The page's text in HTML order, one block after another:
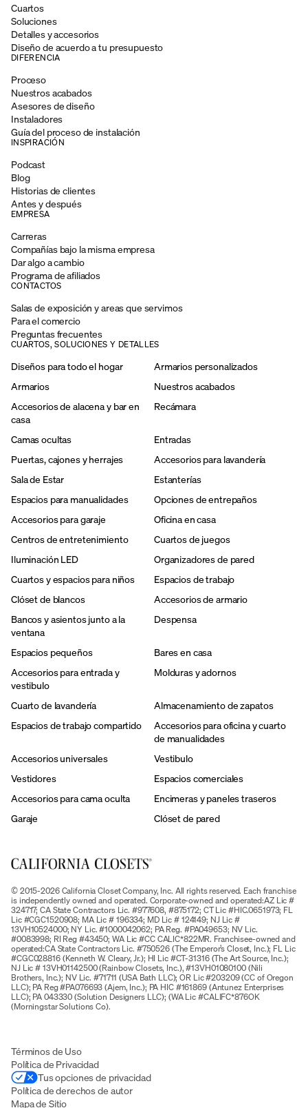
Cuartos
Soluciones
Detalles y accesorios
Diseño de acuerdo a tu presupuesto
DIFERENCIA
Proceso
Nuestros acabados
Asesores de diseño
Instaladores
Guía del proceso de instalación
INSPIRACIÓN
Podcast
Blog
Historias de clientes
Antes y después
EMPRESA
Carreras
Compañías bajo la misma empresa
Dar algo a cambio
Programa de afiliados
CONTACTOS
Salas de exposición y areas que servimos
Para el comercio
Preguntas frecuentes
CUARTOS, SOLUCIONES Y DETALLES
Diseños para todo el hogar
Armarios personalizados
Armarios
Nuestros acabados
Accesorios de alacena y bar en
casa
Recámara
Camas ocultas
Entradas
Puertas, cajones y herrajes
Accesorios para lavandería
Sala de Estar
Estanterías
Espacios para manualidades
Opciones de entrepaños
Accesorios para garaje
Oficina en casa
Centros de entretenimiento
Cuartos de juegos
Iluminación LED
Organizadores de pared
Cuartos y espacios para niños
Espacios de trabajo
Clóset de blancos
Accesorios de armario
Bancos y asientos junto a la
ventana
Despensa
Espacios pequeños
Bares en casa
Accesorios para entrada y
vestibulo
Molduras y adornos
Cuarto de lavandería
Almacenamiento de zapatos
Espacios de trabajo compartido
Accesorios para oficina y cuarto
de manualidades
Accesorios universales
Vestibulo
Vestidores
Espacios comerciales
Accesorios para cama oculta
Encimeras y paneles traseros
Garaje
Clóset de pared
© 2015-2026 California Closet Company, Inc. All rights reserved. Each franchise
is independently owned and operated. Corporate-owned and operated:AZ Lic #
324717; CA State Contractors Lic. #977608, #875172; CT Lic #HIC.0651973; FL
Lic #CGC1520908; MA Lic # 196334; MD Lic # 124149; NJ Lic #
13VH10524000; NY Lic. #1000042062; PA Reg. #PA049653; NV Lic.
#0083998; RI Reg #43450; WA Lic #CC CALIC*822MR. Franchisee-owned and
operated:CA State Contractors Lic. #750526 (The Emperor’s Closet, Inc.); FL Lic
#CGC028816 (Kenneth W. Cleary, Jr.); HI Lic #CT-31316 (The Art Source, Inc.);
NJ Lic # 13VH01142500 (Rainbow Closets, Inc.), #13VH01080100 (Nili
Brothers, Inc.); NV Lic. #71711 (USA Bath LLC); OR Lic #203209 (CC of Oregon
LLC); PA Reg #PA076693 (Ajem, Inc.); PA HIC #161869 (Antunez Enterprises
LLC); PA 043330 (Solution Designers LLC); (WA Lic #CALIFC*876OK
(Morningstar Solutions Co).
Términos de Uso
Política de Privacidad
Tus opciones de privacidad
Política de derechos de autor
Mapa de Sitio